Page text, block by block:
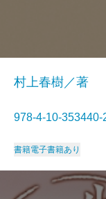
村上春樹／著
978-4-10-
書籍電子書籍あり